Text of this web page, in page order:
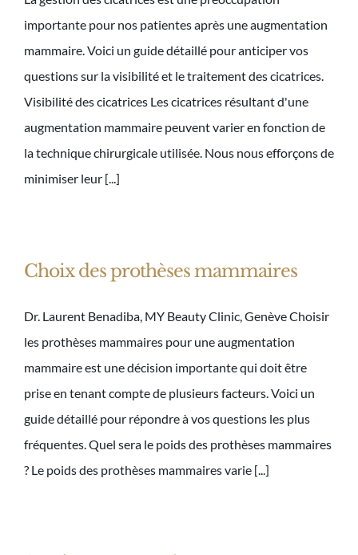
importante pour nos patientes après une augmentation
mammaire. Voici un guide détaillé pour anticiper vos
questions sur la visibilité et le traitement des cicatrices.
Visibilité des cicatrices Les cicatrices résultant d'une
augmentation mammaire peuvent varier en fonction de
la technique chirurgicale utilisée. Nous nous efforçons de
minimiser leur [...]
Choix des prothèses mammaires
Dr. Laurent Benadiba, MY Beauty Clinic, Genève Choisir
les prothèses mammaires pour une augmentation
mammaire est une décision importante qui doit être
prise en tenant compte de plusieurs facteurs. Voici un
guide détaillé pour répondre à vos questions les plus
fréquentes. Quel sera le poids des prothèses mammaires
? Le poids des prothèses mammaires varie [...]